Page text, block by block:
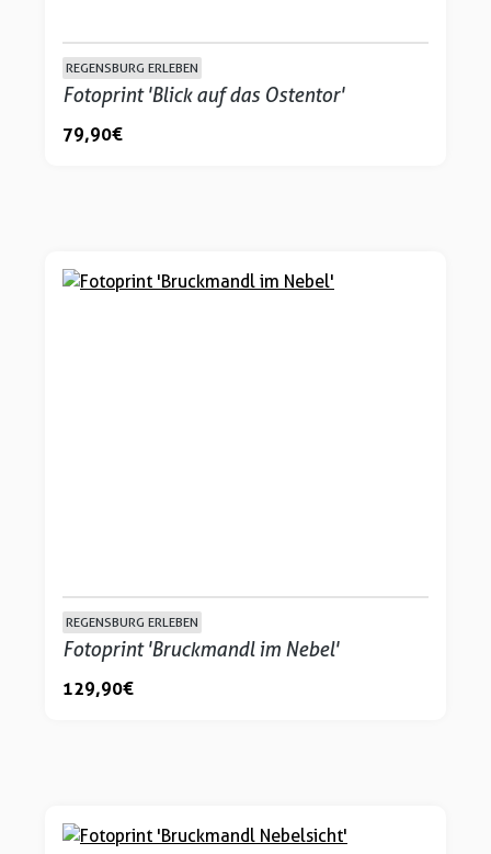
REGENSBURG ERLEBEN
Fotoprint 'Blick auf das Ostentor'
79,90 €
REGENSBURG ERLEBEN
Fotoprint 'Bruckmandl im Nebel'
129,90 €